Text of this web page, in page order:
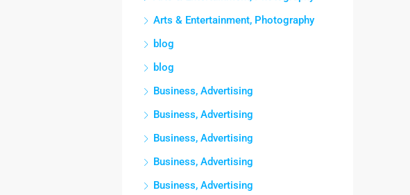
Arts & Entertainment, Photography
blog
blog
Business, Advertising
Business, Advertising
Business, Advertising
Business, Advertising
Business, Advertising